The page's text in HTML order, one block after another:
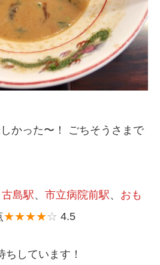
かった〜！ ごちそうさまで
古島駅 、 市立病院前駅 、 おも
★★★★☆ 4.5
ちしています！